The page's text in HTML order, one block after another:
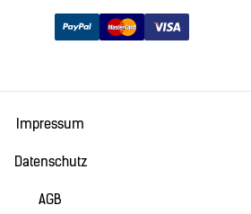
Impressum
Datenschutz
AGB